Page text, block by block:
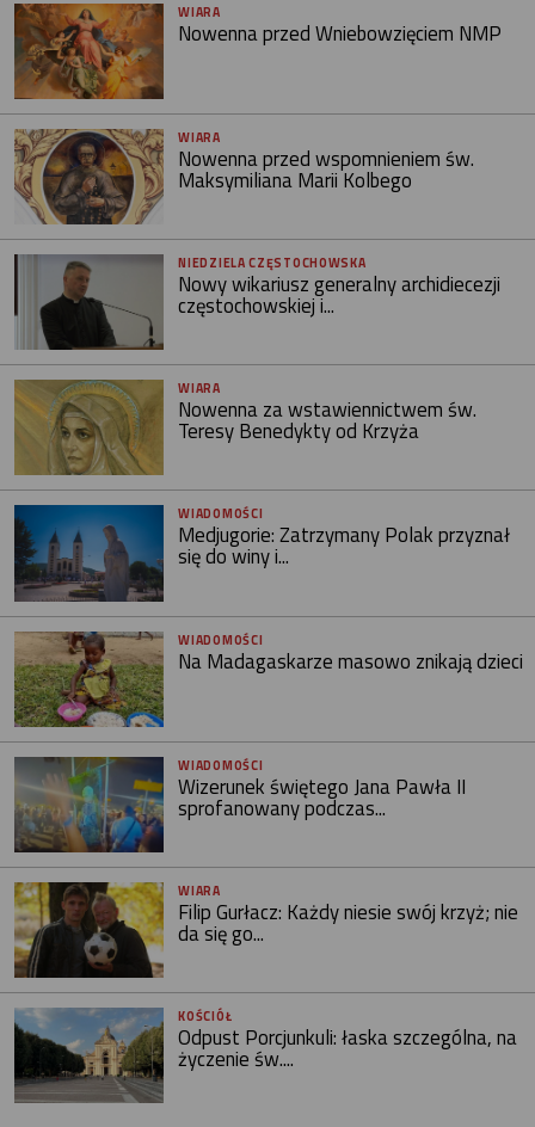
WIARA
Nowenna przed Wniebowzięciem NMP
WIARA
Nowenna przed wspomnieniem św.
Maksymiliana Marii Kolbego
NIEDZIELA CZĘSTOCHOWSKA
Nowy wikariusz generalny archidiecezji
częstochowskiej i...
WIARA
Nowenna za wstawiennictwem św.
Teresy Benedykty od Krzyża
WIADOMOŚCI
Medjugorie: Zatrzymany Polak przyznał
się do winy i...
WIADOMOŚCI
Na Madagaskarze masowo znikają dzieci
WIADOMOŚCI
Wizerunek świętego Jana Pawła II
sprofanowany podczas...
WIARA
Filip Gurłacz: Każdy niesie swój krzyż; nie
da się go...
KOŚCIÓŁ
Odpust Porcjunkuli: łaska szczególna, na
życzenie św....